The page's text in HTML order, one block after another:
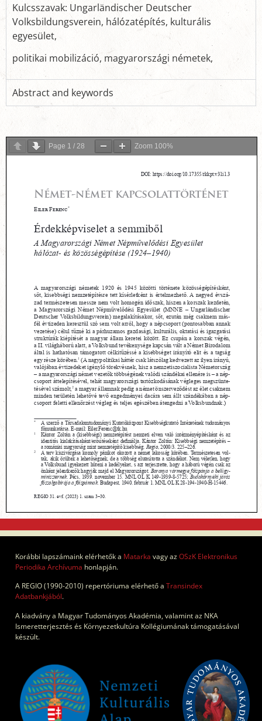
Kulcsszavak: Ungarländischer Deutscher
Volksbildungsverein, hálózatépítés, kulturális
egyesület,
politikai mobilizáció, magyarországi németek,
Abstract and keywords
Page 1 / 28 Zoom 100%
Korábbi lapszámaink elérhetők a Matarka vagy azOSzK Elektronikus
Periodika Archívuma honlapján.
A REGIO (1990-2010) repertóriuma elérhető a Transindex
Adatbankjából.
A kiadvány a Magyar Tudományos Akadémia, valamint az NKA
Ismeretterjesztés és Környezetkultúra Kollégiumának támogatásával
készült.